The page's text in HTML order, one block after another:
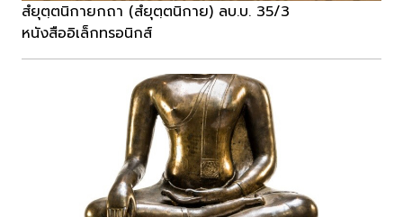
สํยุตฺตนิกายกถา (สํยุตฺตนิกาย) ลบ.บ. 35/3
หนังสืออิเล็กทรอนิกส์